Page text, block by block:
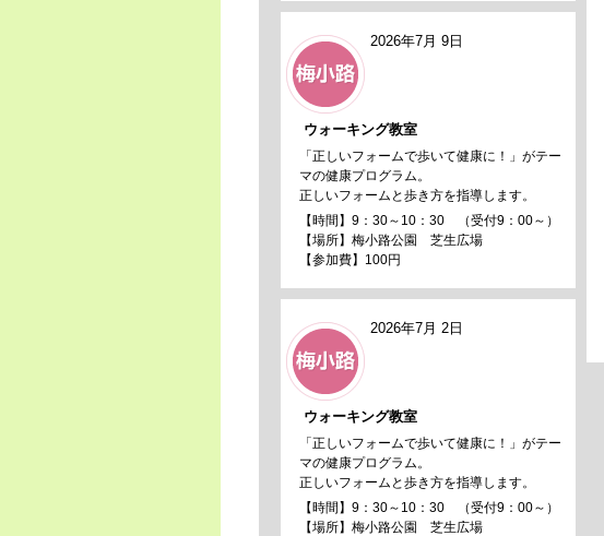
2026年7月 9日
ウォーキング教室
「正しいフォームで歩いて健康に！」がテー
マの健康プログラム。
正しいフォームと歩き方を指導します。
【時間】9：30～10：30 （受付9：00～）
【場所】梅小路公園 芝生広場
【参加費】100円
2026年7月 2日
ウォーキング教室
「正しいフォームで歩いて健康に！」がテー
マの健康プログラム。
正しいフォームと歩き方を指導します。
【時間】9：30～10：30 （受付9：00～）
【場所】梅小路公園 芝生広場